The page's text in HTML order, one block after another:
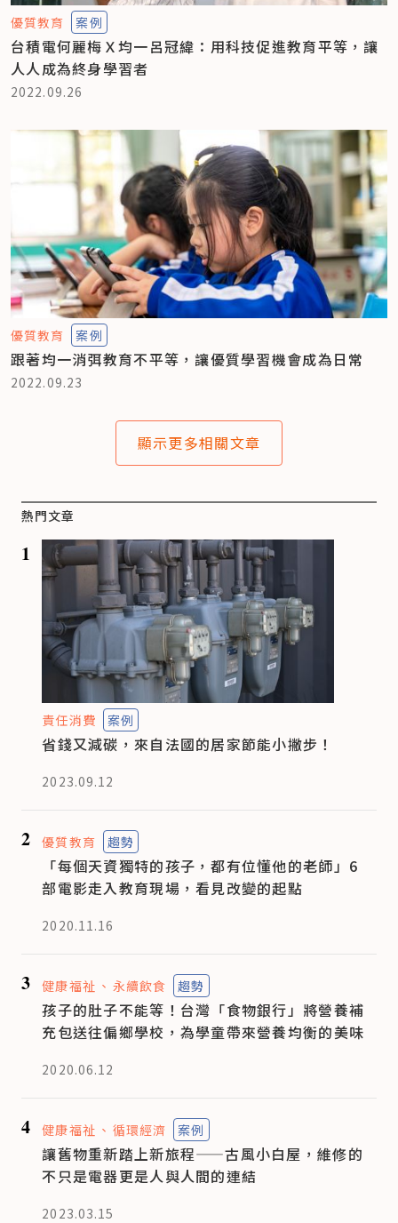
優質教育 案例
台積電何麗梅Ｘ均一呂冠緯：用科技促進教育平等，讓
人人成為終身學習者
2022.09.26
優質教育 案例
跟著均一消弭教育不平等，讓優質學習機會成為日常
2022.09.23
顯示更多相關文章
熱門文章
1
責任消費 案例
省錢又減碳，來自法國的居家節能小撇步！
2023.09.12
2 優質教育 趨勢
「每個天資獨特的孩子，都有位懂他的老師」6
部電影走入教育現場，看見改變的起點
2020.11.16
3 健康福祉 永續飲食 趨勢
孩子的肚子不能等！台灣「食物銀行」將營養補
充包送往偏鄉學校，為學童帶來營養均衡的美味
2020.06.12
4 健康福祉 循環經濟 案例
讓舊物重新踏上新旅程——古風小白屋，維修的
不只是電器更是人與人間的連結
2023.03.15